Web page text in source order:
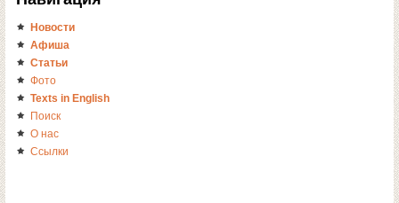
Новости
Афиша
Статьи
Фото
Texts in English
Поиск
О нас
Ссылки